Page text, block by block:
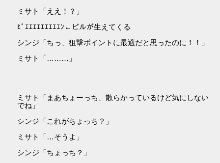
ミサト「ええ！？」
ﾋﾟｴｴｴｴｴｴｴｴｴﾝ←ビルが生えてくる
シンジ「ちっ、狙撃ポイントに最適だと思ったのに！！」
ミサト「………」
ミサト「まあちょーっち、散らかっているけど気にしない
でね」
シンジ「これがちょっち？」
ミサト「…そうよ」
シンジ「ちょっち？」